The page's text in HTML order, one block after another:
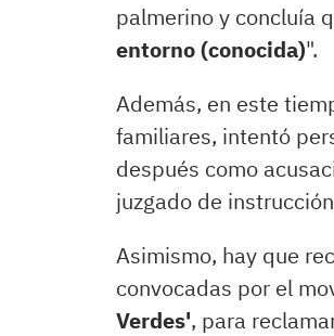
palmerino y concluía
entorno (conocida)".
Además, en este
familiares, intentó
después como
juzgado de
Asimismo, hay que
convocadas por el
Verdes', para